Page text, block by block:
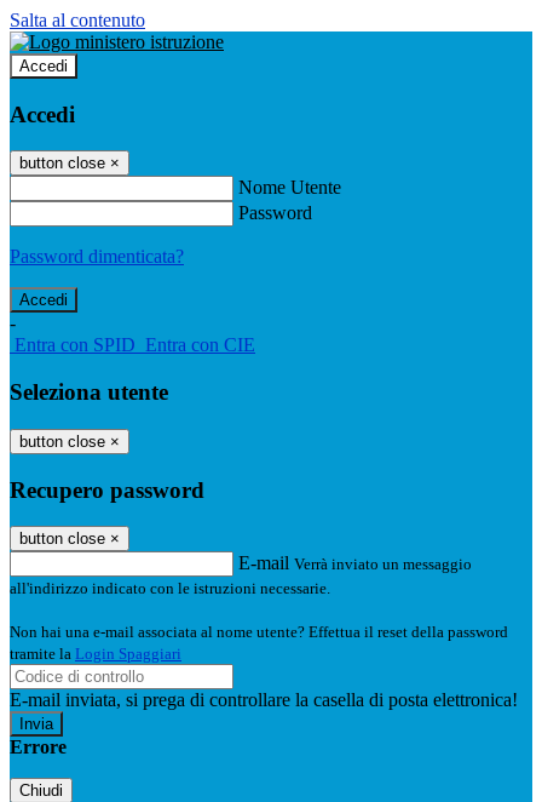
Salta al contenuto
Accedi
Accedi
button close ×
Nome Utente
Password
Password dimenticata?
-
Entra con SPID Entra con CIE
Seleziona utente
button close ×
Recupero password
button close ×
E-mail Verrà inviato un messaggio
all'indirizzo indicato con le istruzioni necessarie.
Non hai una e-mail associata al nome utente? Effettua il reset della password
tramite la Login Spaggiari
E-mail inviata, si prega di controllare la casella di posta elettronica!
Errore
Chiudi